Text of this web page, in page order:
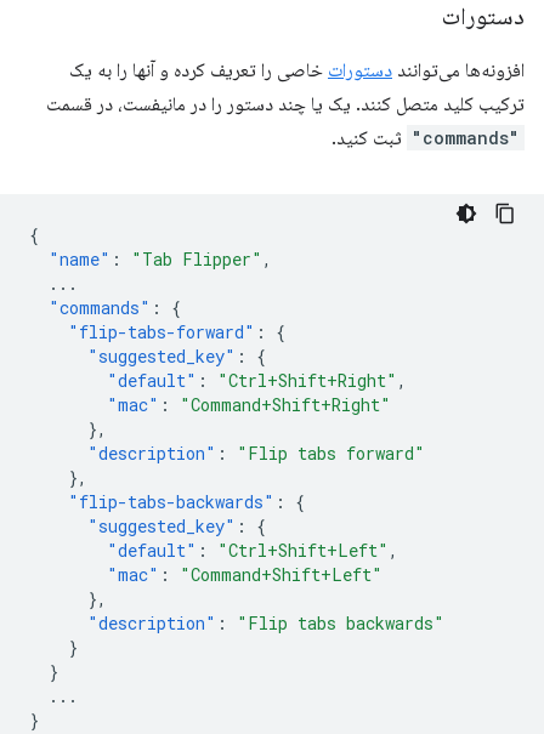
دستورات
افزونه‌ها می‌توانند دستورات خاصی را تعریف کرده و آنها را به یک
ترکیب کلید متصل کنند. یک یا چند دستور را در مانیفست، در قسمت
"commands" ثبت کنید.
{
"name" : "Tab Flipper" ,
...
"commands" :
{
"flip-tabs-forward" :
{
"suggested_key" :
{
"default" : "Ctrl+Shift+Right" ,
"mac" :
"Command+Shift+Right"
},
"description" :
"Flip tabs forward"
},
"flip-tabs-backwards" :
{
"suggested_key" :
{
"default" : "Ctrl+Shift+Left" ,
"mac" :
"Command+Shift+Left"
},
"description" :
"Flip tabs backwards"
}
}
...
}